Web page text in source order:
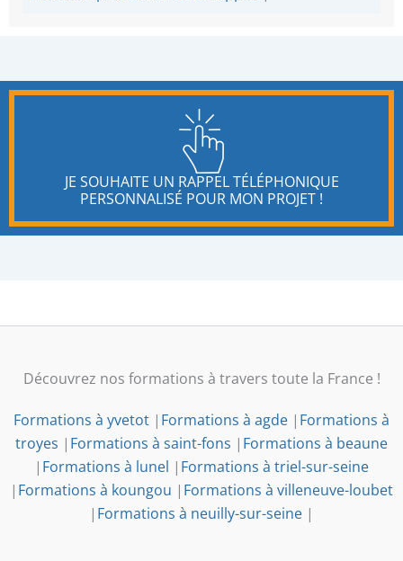
JE SOUHAITE UN RAPPEL TÉLÉPHONIQUE
PERSONNALISÉ POUR MON PROJET !
Découvrez nos formations à travers toute la France !
Formations à yvetot | Formations à agde | Formations à
troyes | Formations à saint-fons | Formations à beaune
| Formations à lunel | Formations à triel-sur-seine
| Formations à koungou | Formations à villeneuve-loubet
| Formations à neuilly-sur-seine |